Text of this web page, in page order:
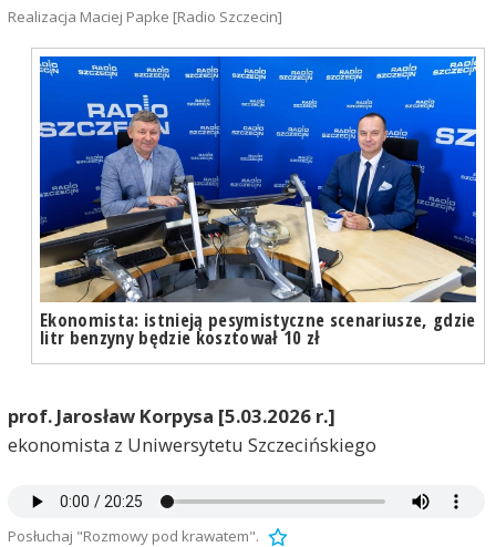
Realizacja Maciej Papke [Radio Szczecin]
Ekonomista: istnieją pesymistyczne scenariusze, gdzie
litr benzyny będzie kosztował 10 zł
prof. Jarosław Korpysa [5.03.2026 r.]
ekonomista z Uniwersytetu Szczecińskiego
Posłuchaj "Rozmowy pod krawatem".